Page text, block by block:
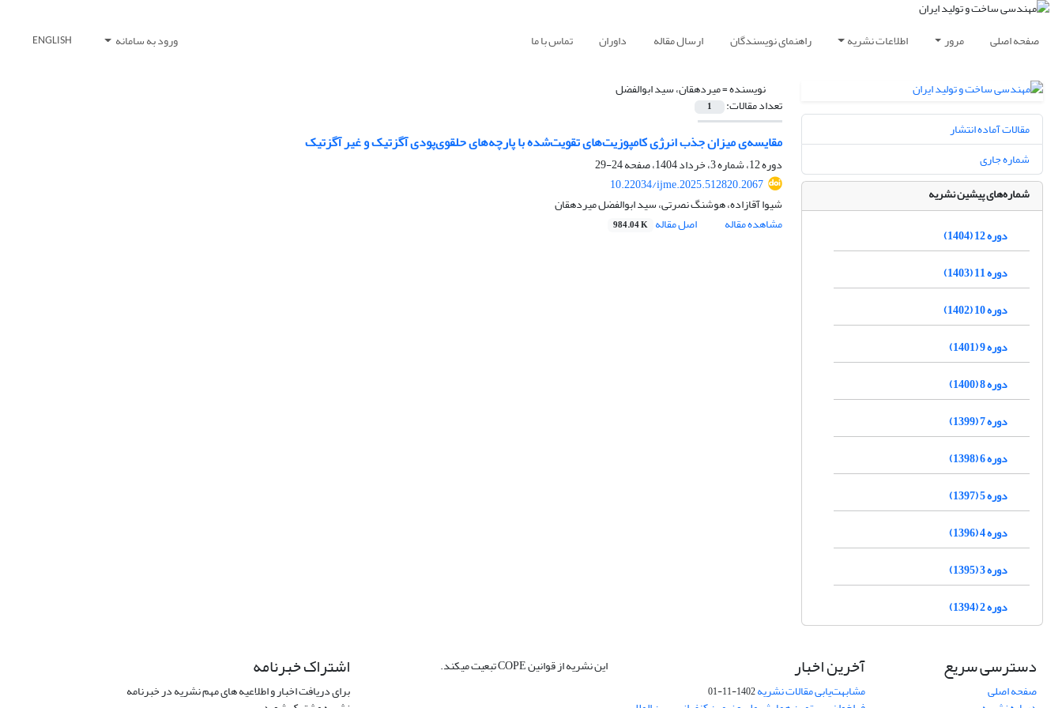
صفحه اصلی مرور اطلاعات نشریه راهنمای نویسندگان ارسال مقاله داوران تماس با ما ورود به سامانه ENGLISH
نویسنده =میردهقان، سید ابوالفضل
تعداد مقالات: 1
مقایسه‌ی میزان جذب انرژی کامپوزیت‌های تقویت‌شده با پارچه‌های حلقوی‌پودی آگزتیک و غیر آگزتیک
دوره 12، شماره 3، خرداد 1404، صفحه
24-29
10.22034/ijme.2025.512820.2067
شیوا آقازاده، هوشنگ نصرتی، سید ابوالفضل میردهقان
مشاهده مقاله
اصل مقاله 984.04 K
مقالات آماده انتشار
شماره جاری
شماره‌های پیشین نشریه
دوره 12 (1404)
دوره 11 (1403)
دوره 10 (1402)
دوره 9 (1401)
دوره 8 (1400)
دوره 7 (1399)
دوره 6 (1398)
دوره 5 (1397)
دوره 4 (1396)
دوره 3 (1395)
دوره 2 (1394)
دسترسی سریع
صفحه اصلی
آخرین اخبار
مشابهت‌یابی مقالات نشریه1402-11-01
این نشریه از قوانین COPE تبعیت میکند. اشتراک خبرنامه
برای دریافت اخبار و اطلاعیه های مهم نشریه در خبرنامه